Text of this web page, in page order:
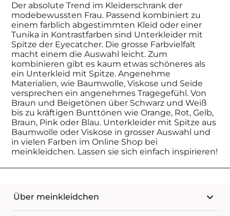
Der absolute Trend im Kleiderschrank der
modebewussten Frau. Passend kombiniert zu
einem farblich abgestimmten Kleid oder einer
Tunika in Kontrastfarben sind Unterkleider mit
Spitze der Eyecatcher. Die grosse Farbvielfalt
macht einem die Auswahl leicht. Zum
kombinieren gibt es kaum etwas schöneres als
ein Unterkleid mit Spitze. Angenehme
Materialien, wie Baumwolle, Viskose und Seide
versprechen ein angenehmes Tragegefühl. Von
Braun und Beigetönen über Schwarz und Weiß
bis zu kräftigen Bunttönen wie Orange, Rot, Gelb,
Braun, Pink oder Blau. Unterkleider mit Spitze aus
Baumwolle oder Viskose in grosser Auswahl und
in vielen Farben im Online Shop bei
meinkleidchen. Lassen sie sich einfach inspirieren!
Über meinkleidchen